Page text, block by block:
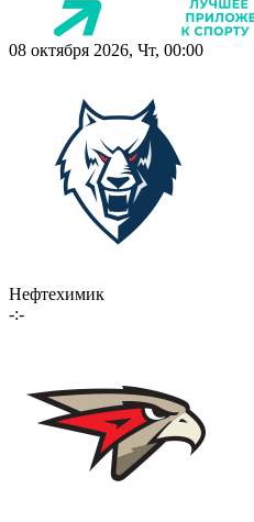
08 октября 2026, Чт, 00:00
Нефтехимик
-:-